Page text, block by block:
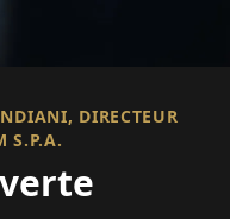
DIRECTEUR
S.P.A.